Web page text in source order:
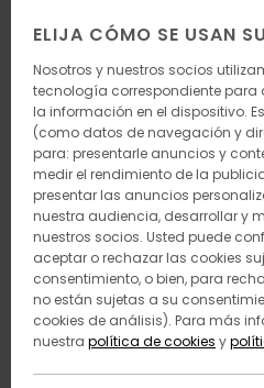
ELIJA CÓMO SE USAN
Nosotros y nuestros socios
tecnología correspondiente
la información en el dispositivo.
(como datos de navegación y
para: presentarle anuncios y
medir el rendimiento de la
presentar las anuncios
nuestra audiencia, desarrollar y
nuestros socios. Usted puede
aceptar o rechazar las cookies
consentimiento, o bien, para
no están sujetas a su
cookies de análisis). Para más
nuestra política de cookies y